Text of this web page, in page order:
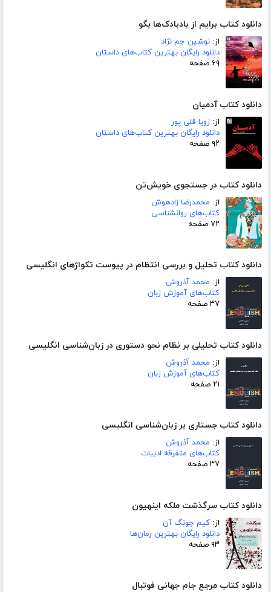
دانلود کتاب برایم از بادبادک‌ها بگو
از: نوشین جم نژاد
دانلود رایگان بهترین کتاب‌های داستان
۶۹ صفحه
دانلود کتاب آدمیان
از: زویا قلی پور
دانلود رایگان بهترین کتاب‌های داستان
۹۲ صفحه
دانلود کتاب در جستجوی خویش‌تن
از: محمدرضا زادهوش
کتاب‌های روانشناسی
۷۲ صفحه
دانلود کتاب تحلیل و بررسی انتظام در پیوست تکواژهای انگلیسی
از: محمد آذروش
کتاب‌های آموزش زبان
۳۷ صفحه
دانلود کتاب تحلیلی بر نظام نحو دستوری در زبان‌شناسی انگلیسی
از: محمد آذروش
کتاب‌های آموزش زبان
۲۱ صفحه
دانلود کتاب جستاری بر زبان‌شناسی انگلیسی
از: محمد آذروش
کتاب‌های متفرقه ادبیات
۳۷ صفحه
دانلود کتاب سرگذشت ملکه اینهیون
از: کیم جونگ آن
دانلود رایگان بهترین رمان‌ها
۹۳ صفحه
دانلود کتاب مرجع جام جهانی فوتبال